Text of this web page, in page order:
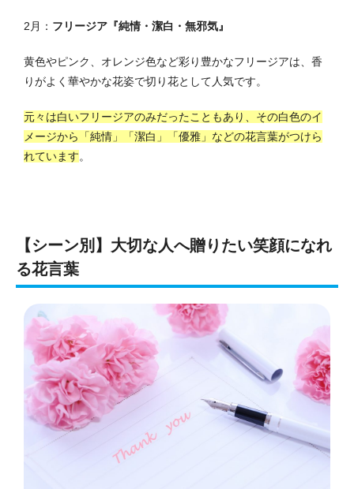
2月： フリージア『純情・潔白・無邪気』
黄色やピンク、オレンジ色など彩り豊かなフリージアは、香
りがよく華やかな花姿で切り花として人気です。
元々は白いフリージアのみだったこともあり、その白色のイ
メージから「純情」「潔白」「優雅」などの花言葉がつけら
れています。
【シーン別】大切な人へ贈りたい笑顔になれ
る花言葉